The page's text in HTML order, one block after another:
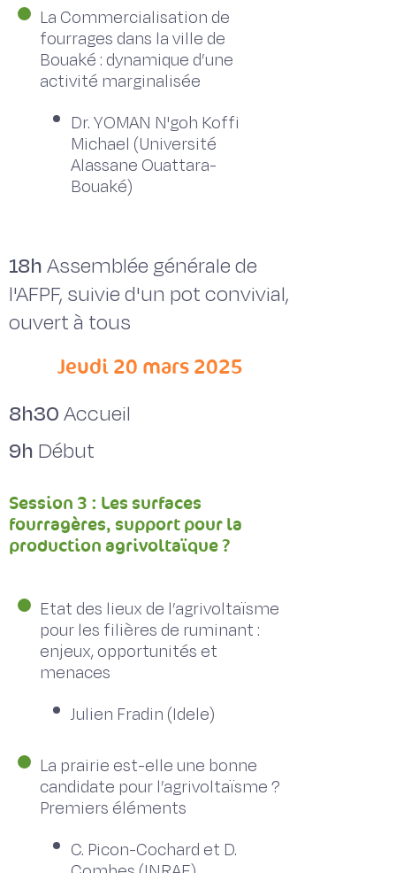
La Commercialisation de
fourrages dans la ville de
Bouaké : dynamique d’une
activité marginalisée
Dr. YOMAN N'goh Koffi
Michael (Université
Alassane Ouattara-
Bouaké)
18hAssemblée générale de
l'AFPF, suivie d'un pot convivial,
ouvert à tous
Jeudi 20 mars 2025
8h30Accueil
9h Début
Session 3 : Les surfaces
fourragères, support pour la
production agrivoltaïque ?
Etat des lieux de l’agrivoltaïsme
pour les filières de ruminant :
enjeux, opportunités et
menaces
Julien Fradin (Idele)
La prairie est-elle une bonne
candidate pour l’agrivoltaïsme ?
Premiers éléments
C. Picon-Cochard et D.